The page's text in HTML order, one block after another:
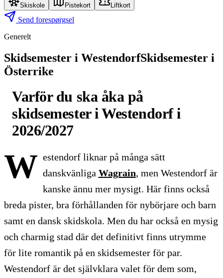
Skiskole Pistekort Liftkort
Send forespørgsel
Generelt
Skidsemester i WestendorfSkidsemester i
Österrike
Varför du ska åka på
skidsemester i Westendorf i
2026/2027
W estendorf liknar på många sätt
danskvänliga Wagrain, men Westendorf är
kanske ännu mer mysigt. Här finns också
breda pister, bra förhållanden för nybörjare och barn
samt en dansk skidskola. Men du har också en mysig
och charmig stad där det definitivt finns utrymme
för lite romantik på en skidsemester för par.
Westendorf är det självklara valet för dem som,